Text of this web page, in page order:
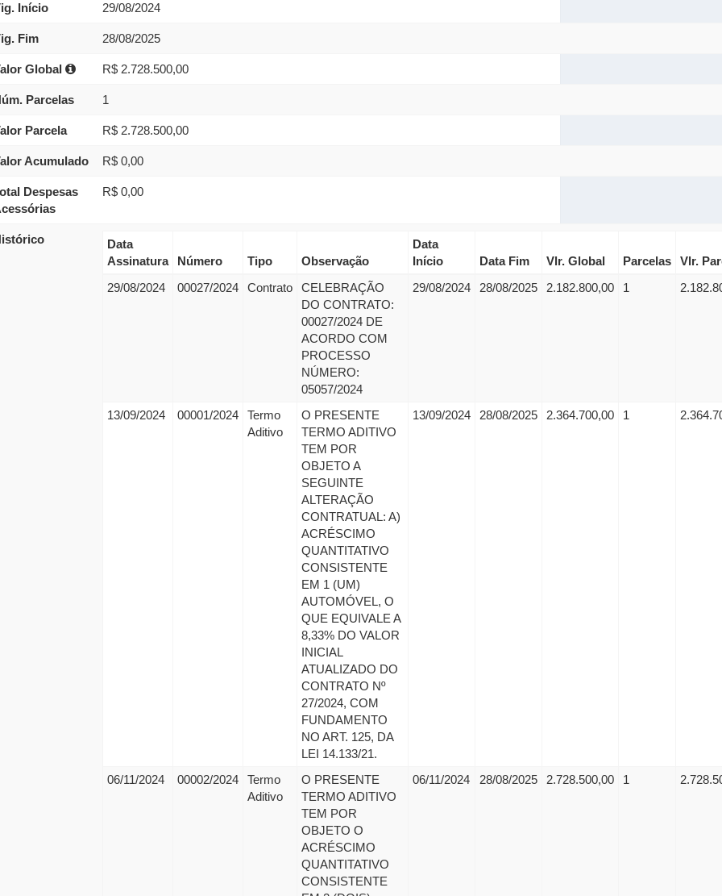
Início 29/08/2024
Fim 28/08/2025
Global R$ 2.728.500,00
Parcelas 1
Parcela R$ 2.728.500,00
Acumulado R$ 0,00
Despesas
R$ 0,00
Data
Assinatura
Número Tipo Observação
Data
Início
Data Fim Vlr. Global Parcelas
Vlr.
29/08/2024
00027/2024 Contrato
CELEBRAÇÃO
DO CONTRATO:
00027/2024 DE
ACORDO COM
PROCESSO
NÚMERO:
05057/2024
29/08/2024 28/08/2025 2.182.800,00 1
13/09/2024 00001/2024
Termo
Aditivo
O PRESENTE
TERMO ADITIVO
TEM POR
OBJETO A
SEGUINTE
ALTERAÇÃO
CONTRATUAL: A)
ACRÉSCIMO
QUANTITATIVO
CONSISTENTE
EM 1 (UM)
AUTOMÓVEL, O
QUE EQUIVALE A
8,33% DO VALOR
INICIAL
ATUALIZADO DO
CONTRATO Nº
27/2024, COM
FUNDAMENTO
NO ART. 125, DA
LEI 14.133/21.
13/09/2024 28/08/2025 2.364.700,00 1
06/11/2024 00002/2024
Termo
Aditivo
O PRESENTE
TERMO ADITIVO
TEM POR
OBJETO O
ACRÉSCIMO
QUANTITATIVO
CONSISTENTE
06/11/2024 28/08/2025 2.728.500,00 1